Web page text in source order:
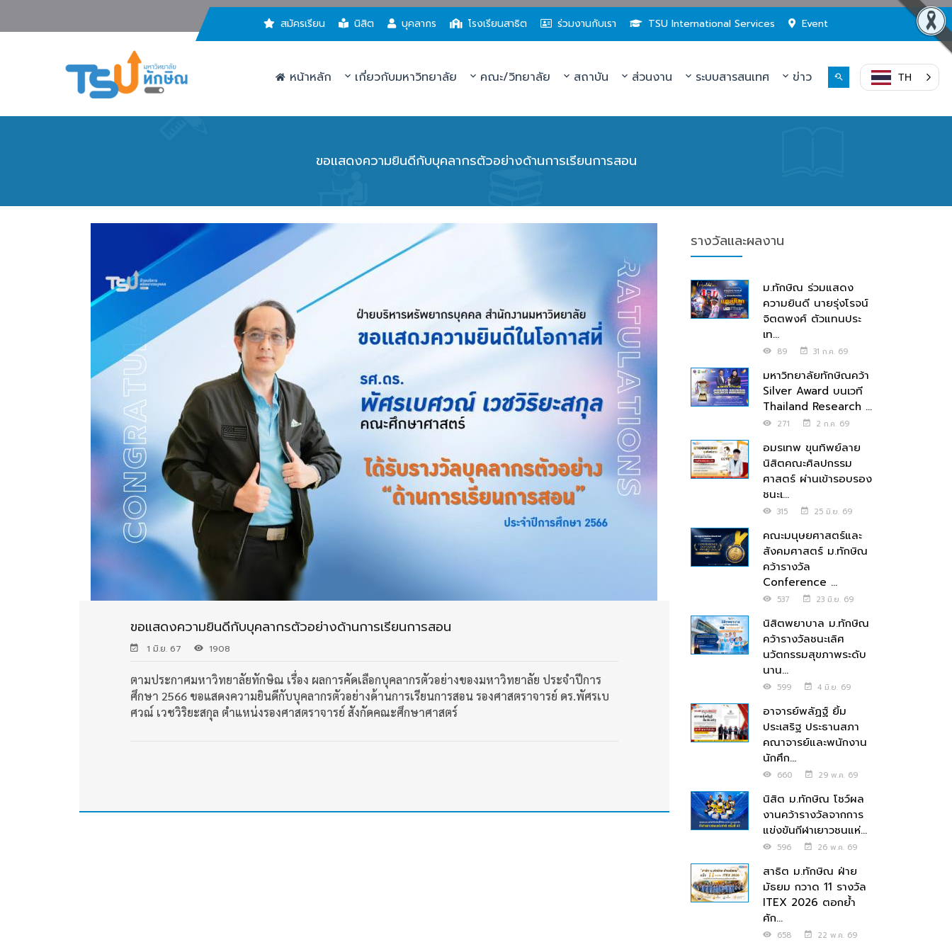
สมัครเรียน นิสิต บุคลากร โรงเรียนสาธิต ร่วมงานกับเรา TSU International Services Event
หน้าหลัก เกี่ยวกับมหาวิทยาลัย คณะ/วิทยาลัย สถาบัน ส่วนงาน ระบบสารสนเทศ ข่าว TH
ขอแสดงความยินดีกับบุคลากรตัวอย่างด้านการเรียนการสอน
ขอแสดงความยินดีกับบุคลากรตัวอย่างด้านการเรียนการสอน
1 มิ.ย. 67 1908
ตามประกาศมหาวิทยาลัยทักษิณ เรื่อง ผลการคัดเลือกบุคลากรตัวอย่างของมหาวิทยาลัย ประจำปีการ
ศึกษา 2566 ขอแสดงความยินดีกับบุคลากรตัวอย่างด้านการเรียนการสอน รองศาสตราจารย์ ดร.พัศรเบ
ศวณ์ เวชวิริยะสกุล ตำแหน่งรองศาสตราจารย์ สังกัดคณะศึกษาศาสตร์
รางวัลและผลงาน
ม.ทักษิณ ร่วมแสดง
ความยินดี นายรุ่งโรจน์
จิตตพงศ์ ตัวแทนประ
เท...
89 31 ก.ค. 69
มหาวิทยาลัยทักษิณคว้า
Silver Award บนเวที
Thailand Research ...
271 2 ก.ค. 69
อมรเทพ ขุนทิพย์ลาย
นิสิตคณะศิลปกรรม
ศาสตร์ ผ่านเข้ารอบรอง
ชนะเ...
315 25 มิ.ย. 69
คณะมนุษยศาสตร์และ
สังคมศาสตร์ ม.ทักษิณ
คว้ารางวัล
Conference ...
537 23 มิ.ย. 69
นิสิตพยาบาล ม.ทักษิณ
คว้ารางวัลชนะเลิศ
นวัตกรรมสุขภาพระดับ
นาน...
599 4 มิ.ย. 69
อาจารย์พลัฏฐ์ ยิ้ม
ประเสริฐ ประธานสภา
คณาจารย์และพนักงาน
นักศึก...
660 29 พ.ค. 69
นิสิต ม.ทักษิณ โชว์ผล
งานคว้ารางวัลจากการ
แข่งขันกีฬาเยาวชนแห่...
596 26 พ.ค. 69
สาธิต ม.ทักษิณ ฝ่าย
มัธยม กวาด 11 รางวัล
ITEX 2026 ตอกย้ำ
ศัก...
658 22 พ.ค. 69